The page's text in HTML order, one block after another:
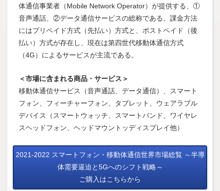
体通信事業者（Mobile Network Operator）が提供する、①
音声通話、②データ通信サービスの総称である。課金方法
にはプリペイド方式（先払い）方式と、ポストペイド（後
払い）方式が存在し、現在は第四世代移動体通信方式
（4G）によるサービスが主流である。
＜市場に含まれる商品・サービス＞
移動体通信サービス（音声通話、データ通信）、スマート
フォン、フィーチャーフォン、タブレット、ウェアラブル
デバイス（スマートウォッチ、スマートバンド、ワイヤレ
スヘッドフォン、ヘッドマウントッディスプレイ他）
2021-2022 スマートフォン・移動体通信世界市場総覧 ～半導
体需要逼迫と5Gへのシフト戦略～
ご購入はこちらから